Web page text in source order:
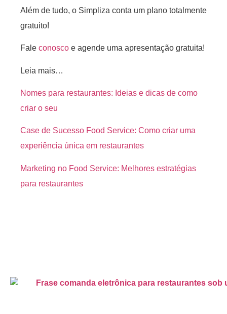
Além de tudo, o Simpliza conta um plano totalmente
gratuito!
Fale conosco e agende uma apresentação gratuita!
Leia mais…
Nomes para restaurantes: Ideias e dicas de como
criar o seu
Case de Sucesso Food Service: Como criar uma
experiência única em restaurantes
Marketing no Food Service: Melhores estratégias
para restaurantes